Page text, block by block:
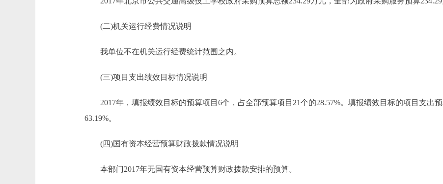
(二)机关运行经费情况说明
我单位不在机关运行经费统计范围之内。
(三)项目支出绩效目标情况说明
2017年，填报绩效目标的预算项目6个，占全部预算项目21个的28.57%。填报绩效目标的项目支出
63.19%。
(四)国有资本经营预算财政拨款情况说明
本部门2017年无国有资本经营预算财政拨款安排的预算。